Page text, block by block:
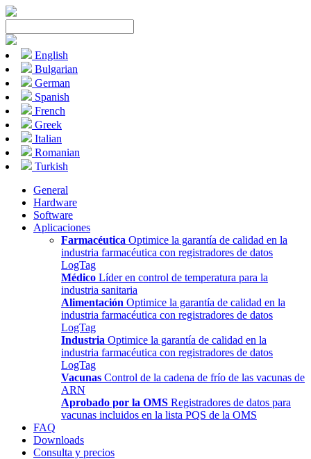
English
Bulgarian
German
Spanish
French
Greek
Italian
Romanian
Turkish
General
Hardware
Software
Aplicaciones
Farmacéutica Optimice la garantía de calidad en la
industria farmacéutica con registradores de datos
LogTag
Médico Líder en control de temperatura para la
industria sanitaria
Alimentación Optimice la garantía de calidad en la
industria farmacéutica con registradores de datos
LogTag
Industria Optimice la garantía de calidad en la
industria farmacéutica con registradores de datos
LogTag
Vacunas Control de la cadena de frío de las vacunas de
ARN
Aprobado por la OMS Registradores de datos para
vacunas incluidos en la lista PQS de la OMS
FAQ
Downloads
Consulta y precios